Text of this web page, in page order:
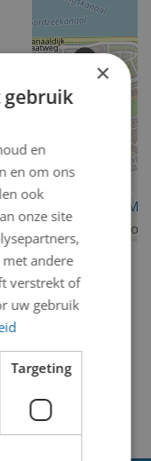
×
gebruik
en
en om ons
ook
onze site
andere
verstrekt of
uw gebruik
Targeting